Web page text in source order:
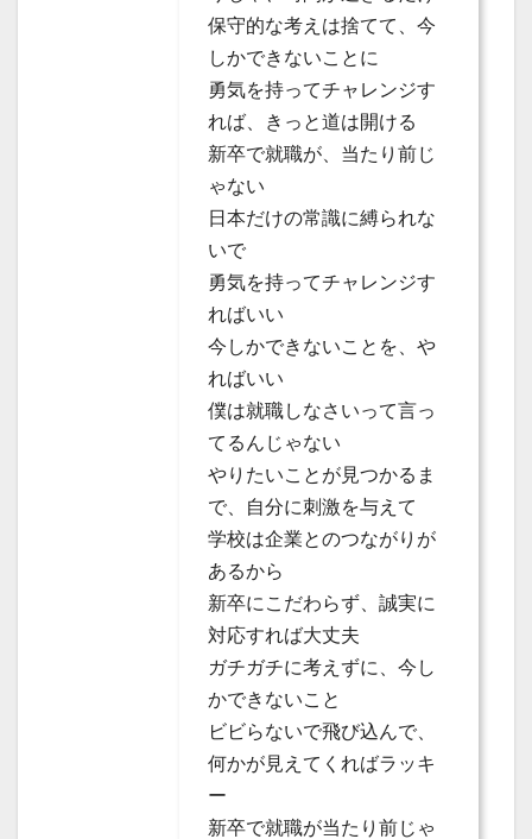
保守的な考えは捨てて、今
しかできないことに
勇気を持ってチャレンジす
れば、きっと道は開ける
新卒で就職が、当たり前じ
ゃない
日本だけの常識に縛られな
いで
勇気を持ってチャレンジす
ればいい
今しかできないことを、や
ればいい
僕は就職しなさいって言っ
てるんじゃない
やりたいことが見つかるま
で、自分に刺激を与えて
学校は企業とのつながりが
あるから
新卒にこだわらず、誠実に
対応すれば大丈夫
ガチガチに考えずに、今し
かできないこと
ビビらないで飛び込んで、
何かが見えてくればラッキ
ー
新卒で就職が当たり前じゃ